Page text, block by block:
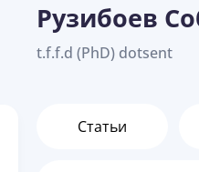
Рузибоев
t.f.f.d (PhD) dotsent
Статьи